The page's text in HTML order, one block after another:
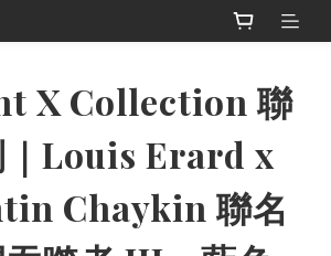
X Collection 聯
｜Louis Erard x
Chaykin 聯名